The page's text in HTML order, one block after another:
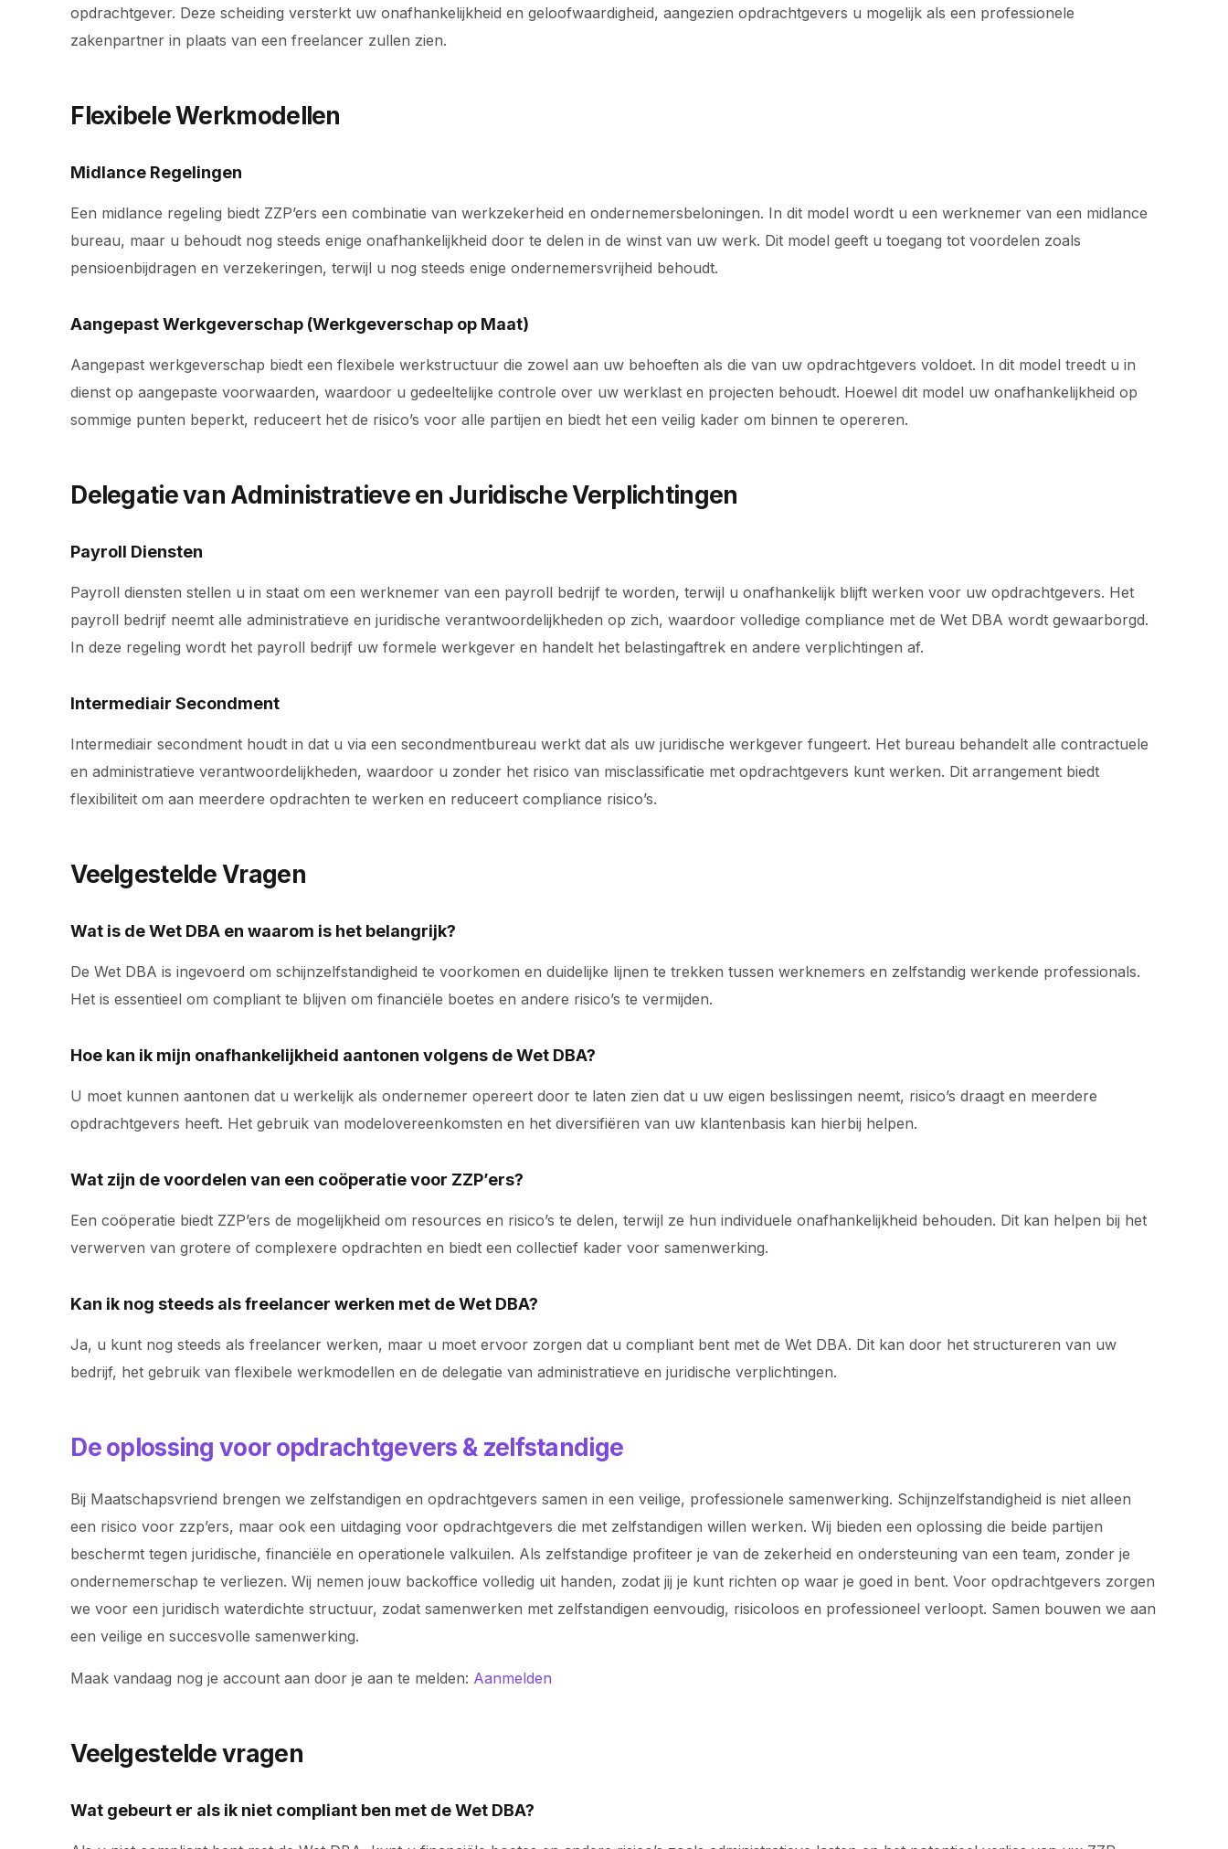
opdrachtgever. Deze scheiding versterkt uw onafhankelijkheid en geloofwaardigheid, aangezien opdrachtgevers u mogelijk als een professionele
zakenpartner in plaats van een freelancer zullen zien.
Flexibele Werkmodellen
Midlance Regelingen
Een midlance regeling biedt ZZP’ers een combinatie van werkzekerheid en ondernemersbeloningen. In dit model wordt u een werknemer van een midlance
bureau, maar u behoudt nog steeds enige onafhankelijkheid door te delen in de winst van uw werk. Dit model geeft u toegang tot voordelen zoals
pensioenbijdragen en verzekeringen, terwijl u nog steeds enige ondernemersvrijheid behoudt.
Aangepast Werkgeverschap (Werkgeverschap op Maat)
Aangepast werkgeverschap biedt een flexibele werkstructuur die zowel aan uw behoeften als die van uw opdrachtgevers voldoet. In dit model treedt u in
dienst op aangepaste voorwaarden, waardoor u gedeeltelijke controle over uw werklast en projecten behoudt. Hoewel dit model uw onafhankelijkheid op
sommige punten beperkt, reduceert het de risico’s voor alle partijen en biedt het een veilig kader om binnen te opereren.
Delegatie van Administratieve en Juridische Verplichtingen
Payroll Diensten
Payroll diensten stellen u in staat om een werknemer van een payroll bedrijf te worden, terwijl u onafhankelijk blijft werken voor uw opdrachtgevers. Het
payroll bedrijf neemt alle administratieve en juridische verantwoordelijkheden op zich, waardoor volledige compliance met de Wet DBA wordt gewaarborgd.
In deze regeling wordt het payroll bedrijf uw formele werkgever en handelt het belastingaftrek en andere verplichtingen af.
Intermediair Secondment
Intermediair secondment houdt in dat u via een secondmentbureau werkt dat als uw juridische werkgever fungeert. Het bureau behandelt alle contractuele
en administratieve verantwoordelijkheden, waardoor u zonder het risico van misclassificatie met opdrachtgevers kunt werken. Dit arrangement biedt
flexibiliteit om aan meerdere opdrachten te werken en reduceert compliance risico’s.
Veelgestelde Vragen
Wat is de Wet DBA en waarom is het belangrijk?
De Wet DBA is ingevoerd om schijnzelfstandigheid te voorkomen en duidelijke lijnen te trekken tussen werknemers en zelfstandig werkende professionals.
Het is essentieel om compliant te blijven om financiële boetes en andere risico’s te vermijden.
Hoe kan ik mijn onafhankelijkheid aantonen volgens de Wet DBA?
U moet kunnen aantonen dat u werkelijk als ondernemer opereert door te laten zien dat u uw eigen beslissingen neemt, risico’s draagt en meerdere
opdrachtgevers heeft. Het gebruik van modelovereenkomsten en het diversifiëren van uw klantenbasis kan hierbij helpen.
Wat zijn de voordelen van een coöperatie voor ZZP’ers?
Een coöperatie biedt ZZP’ers de mogelijkheid om resources en risico’s te delen, terwijl ze hun individuele onafhankelijkheid behouden. Dit kan helpen bij het
verwerven van grotere of complexere opdrachten en biedt een collectief kader voor samenwerking.
Kan ik nog steeds als freelancer werken met de Wet DBA?
Ja, u kunt nog steeds als freelancer werken, maar u moet ervoor zorgen dat u compliant bent met de Wet DBA. Dit kan door het structureren van uw
bedrijf, het gebruik van flexibele werkmodellen en de delegatie van administratieve en juridische verplichtingen.
De oplossing voor opdrachtgevers & zelfstandige
Bij Maatschapsvriend brengen we zelfstandigen en opdrachtgevers samen in een veilige, professionele samenwerking. Schijnzelfstandigheid is niet alleen
een risico voor zzp’ers, maar ook een uitdaging voor opdrachtgevers die met zelfstandigen willen werken. Wij bieden een oplossing die beide partijen
beschermt tegen juridische, financiële en operationele valkuilen. Als zelfstandige profiteer je van de zekerheid en ondersteuning van een team, zonder je
ondernemerschap te verliezen. Wij nemen jouw backoffice volledig uit handen, zodat jij je kunt richten op waar je goed in bent. Voor opdrachtgevers zorgen
we voor een juridisch waterdichte structuur, zodat samenwerken met zelfstandigen eenvoudig, risicoloos en professioneel verloopt. Samen bouwen we aan
een veilige en succesvolle samenwerking.
Maak vandaag nog je account aan door je aan te melden: Aanmelden
Veelgestelde vragen
Wat gebeurt er als ik niet compliant ben met de Wet DBA?